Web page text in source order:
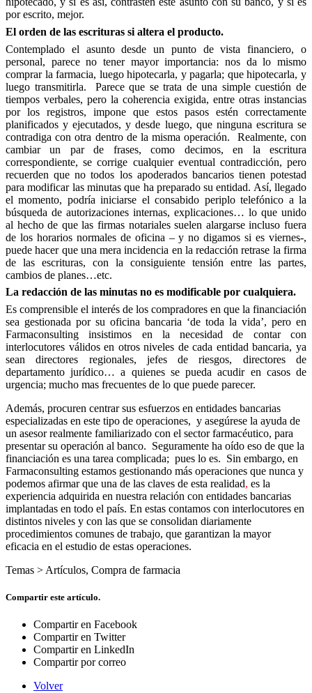
por escrito, mejor.
El orden de las escrituras si altera el producto.
Contemplado el asunto desde un punto de vista financiero, o
personal, parece no tener mayor importancia: nos da lo mismo
comprar la farmacia, luego hipotecarla, y pagarla; que hipotecarla, y
luego transmitirla. Parece que se trata de una simple cuestión de
tiempos verbales, pero la coherencia exigida, entre otras instancias
por los registros, impone que estos pasos estén correctamente
planificados y ejecutados, y desde luego, que ninguna escritura se
contradiga con otra dentro de la misma operación. Realmente, con
cambiar un par de frases, como decimos, en la escritura
correspondiente, se corrige cualquier eventual contradicción, pero
recuerden que no todos los apoderados bancarios tienen potestad
para modificar las minutas que ha preparado su entidad. Así, llegado
el momento, podría iniciarse el consabido periplo telefónico a la
búsqueda de autorizaciones internas, explicaciones… lo que unido
al hecho de que las firmas notariales suelen alargarse incluso fuera
de los horarios normales de oficina – y no digamos si es viernes-,
puede hacer que una mera incidencia en la redacción retrase la firma
de las escrituras, con la consiguiente tensión entre las partes,
cambios de planes…etc.
La redacción de las minutas no es modificable por cualquiera.
Es comprensible el interés de los compradores en que la financiación
sea gestionada por su oficina bancaria ‘de toda la vida’, pero en
Farmaconsulting insistimos en la necesidad de contar con
interlocutores válidos en otros niveles de cada entidad bancaria, ya
sean directores regionales, jefes de riesgos, directores de
departamento jurídico… a quienes se pueda acudir en casos de
urgencia; mucho mas frecuentes de lo que puede parecer.
Además, procuren centrar sus esfuerzos en entidades bancarias
especializadas en este tipo de operaciones, y asegúrese la ayuda de
un asesor realmente familiarizado con el sector farmacéutico, para
presentar su operación al banco. Seguramente ha oído eso de que la
financiación es una tarea complicada; pues lo es. Sin embargo, en
Farmaconsulting estamos gestionando más operaciones que nunca y
podemos afirmar que una de las claves de esta realidad, es la
experiencia adquirida en nuestra relación con entidades bancarias
implantadas en todo el país. En estas contamos con interlocutores en
distintos niveles y con las que se consolidan diariamente
procedimientos comunes de trabajo, que garantizan la mayor
eficacia en el estudio de estas operaciones.
Temas > Artículos, Compra de farmacia
Compartir este artículo.
Compartir en Facebook
Compartir en Twitter
Compartir en LinkedIn
Compartir por correo
Volver